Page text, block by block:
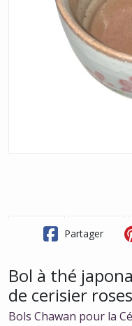
Partager
Bol à thé
de cerisier roses
Bols Chawan pour la